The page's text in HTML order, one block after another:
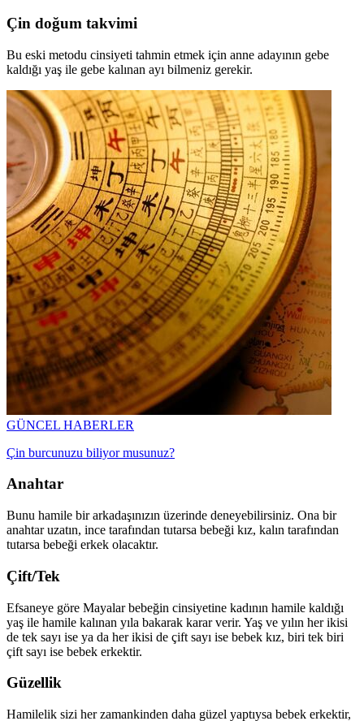
Çin doğum takvimi
Bu eski metodu cinsiyeti tahmin etmek için anne adayının gebe
kaldığı yaş ile gebe kalınan ayı bilmeniz gerekir.
GÜNCEL HABERLER
Çin burcunuzu biliyor musunuz?
Anahtar
Bunu hamile bir arkadaşınızın üzerinde deneyebilirsiniz. Ona bir
anahtar uzatın, ince tarafından tutarsa bebeği kız, kalın tarafından
tutarsa bebeği erkek olacaktır.
Çift/Tek
Efsaneye göre Mayalar bebeğin cinsiyetine kadının hamile kaldığı
yaş ile hamile kalınan yıla bakarak karar verir. Yaş ve yılın her ikisi
de tek sayı ise ya da her ikisi de çift sayı ise bebek kız, biri tek biri
çift sayı ise bebek erkektir.
Güzellik
Hamilelik sizi her zamankinden daha güzel yaptıysa bebek erkektir,